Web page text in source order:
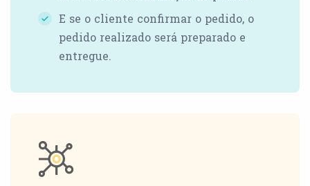
E se o cliente confirmar o pedido, o
pedido realizado será preparado e
entregue.